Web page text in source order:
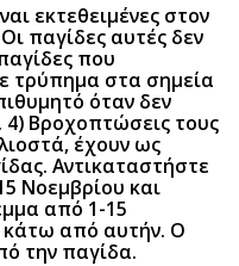
εκτεθειμένες στον
παγίδες αυτές δεν
που
τρύπημα στα σημεία
όταν δεν
Βροχοπτώσεις τους
έχουν ως
Αντικαταστήστε
Νοεμβρίου και
από 1-15
κάτω από αυτήν. Ο
την παγίδα.